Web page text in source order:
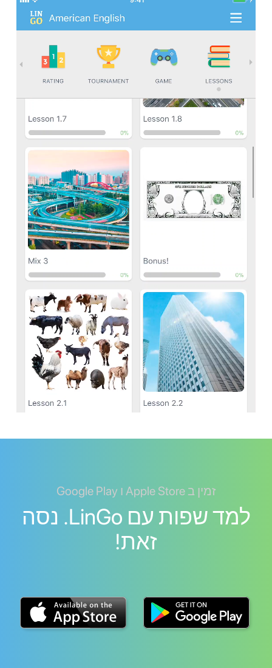
זמין ב Apple Store ו Google Play
למד שפות עם LinGo. נסה
זאת!